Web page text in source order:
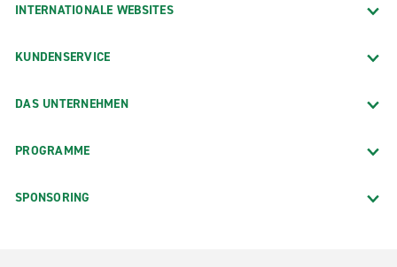
INTERNATIONALE WEBSITES
KUNDENSERVICE
DAS UNTERNEHMEN
PROGRAMME
SPONSORING